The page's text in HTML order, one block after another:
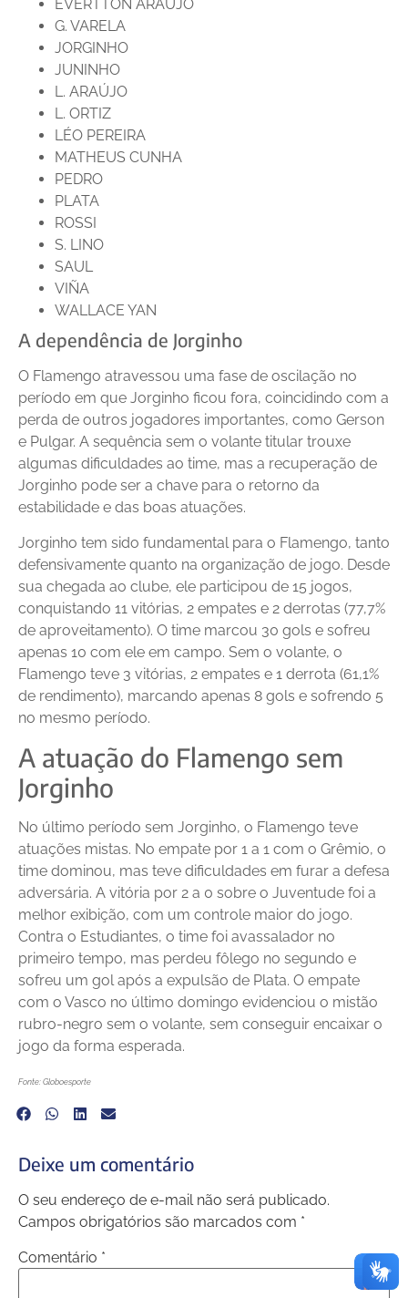
EVERTTON ARAUJO
G. VARELA
JORGINHO
JUNINHO
L. ARAÚJO
L. ORTIZ
LÉO PEREIRA
MATHEUS CUNHA
PEDRO
PLATA
ROSSI
S. LINO
SAUL
VIÑA
WALLACE YAN
A dependência de Jorginho
O Flamengo atravessou uma fase de oscilação no
período em que Jorginho ficou fora, coincidindo com a
perda de outros jogadores importantes, como Gerson
e Pulgar. A sequência sem o volante titular trouxe
algumas dificuldades ao time, mas a recuperação de
Jorginho pode ser a chave para o retorno da
estabilidade e das boas atuações.
Jorginho tem sido fundamental para o Flamengo, tanto
defensivamente quanto na organização de jogo. Desde
sua chegada ao clube, ele participou de 15 jogos,
conquistando 11 vitórias, 2 empates e 2 derrotas (77,7%
de aproveitamento). O time marcou 30 gols e sofreu
apenas 10 com ele em campo. Sem o volante, o
Flamengo teve 3 vitórias, 2 empates e 1 derrota (61,1%
de rendimento), marcando apenas 8 gols e sofrendo 5
no mesmo período.
A atuação do Flamengo sem
Jorginho
No último período sem Jorginho, o Flamengo teve
atuações mistas. No empate por 1 a 1 com o Grêmio, o
time dominou, mas teve dificuldades em furar a defesa
adversária. A vitória por 2 a 0 sobre o Juventude foi a
melhor exibição, com um controle maior do jogo.
Contra o Estudiantes, o time foi avassalador no
primeiro tempo, mas perdeu fôlego no segundo e
sofreu um gol após a expulsão de Plata. O empate
com o Vasco no último domingo evidenciou o mistão
rubro-negro sem o volante, sem conseguir encaixar o
jogo da forma esperada.
Fonte: Globoesporte
Deixe um comentário
O seu endereço de e-mail não será publicado.
Campos obrigatórios são marcados com *
Comentário *